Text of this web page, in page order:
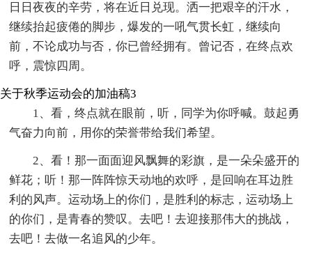
日日夜夜的辛劳，将在近日兑现。洒一把艰辛的汗水，
继续抬起疲倦的脚步，爆发的一吼气贯长虹，继续向
前，不论成功与否，你已曾经拥有。曾记否，在终点欢
呼，震惊四周。
关于秋季运动会的加油稿3
1、看，终点就在眼前，听，同学为你呼喊。鼓起勇
气奋力向前，用你的荣誉带给我们希望。
2、看！那一面面迎风飘舞的彩旗，是一朵朵盛开的
鲜花；听！那一阵阵惊天动地的欢呼，是回响在耳边胜
利的风声。运动场上的你们，是胜利的标志，运动场上
的你们，是青春的赞叹。去吧！去迎接那伟大的挑战，
去吧！去做一名追风的少年。